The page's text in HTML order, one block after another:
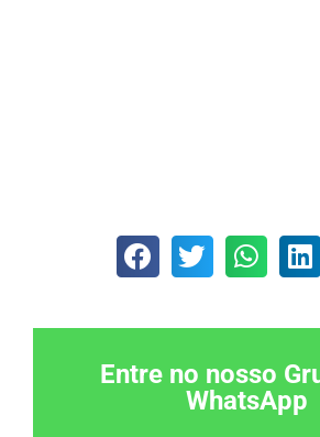
Entre no nosso
WhatsApp